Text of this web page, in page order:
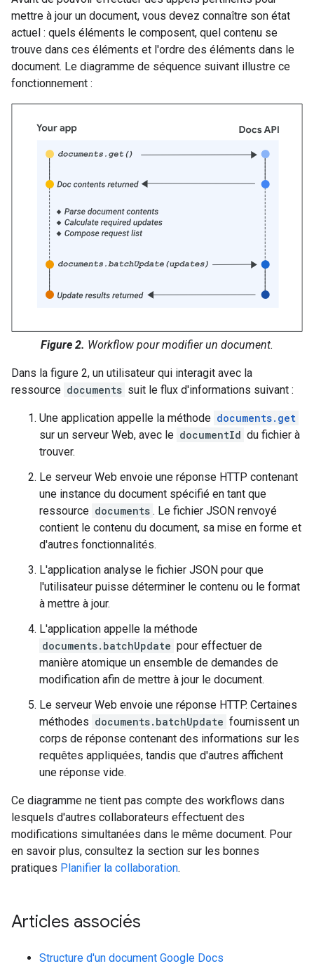
mettre à jour un document, vous devez connaître son état
actuel : quels éléments le composent, quel contenu se
trouve dans ces éléments et l'ordre des éléments dans le
document. Le diagramme de séquence suivant illustre ce
fonctionnement :
Figure 2. Workflow pour modifier un document.
Dans la figure 2, un utilisateur qui interagit avec la
ressource documents suit le flux d'informations suivant :
Une application appelle la méthode documents.get
sur un serveur Web, avec le documentId du fichier à
trouver.
Le serveur Web envoie une réponse HTTP contenant
une instance du document spécifié en tant que
ressource documents . Le fichier JSON renvoyé
contient le contenu du document, sa mise en forme et
d'autres fonctionnalités.
L'application analyse le fichier JSON pour que
l'utilisateur puisse déterminer le contenu ou le format
à mettre à jour.
L'application appelle la méthode
documents.batchUpdate pour effectuer de
manière atomique un ensemble de demandes de
modification afin de mettre à jour le document.
Le serveur Web envoie une réponse HTTP. Certaines
méthodes documents.batchUpdate fournissent un
corps de réponse contenant des informations sur les
requêtes appliquées, tandis que d'autres affichent
une réponse vide.
Ce diagramme ne tient pas compte des workflows dans
lesquels d'autres collaborateurs effectuent des
modifications simultanées dans le même document. Pour
en savoir plus, consultez la section sur les bonnes
pratiques Planifier la collaboration.
Articles associés
Structure d'un document Google Docs